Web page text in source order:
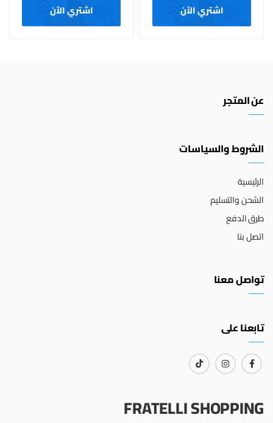
اشتري الآن
اشتري الآن
عن المتجر
الشروط والسياسات
الرئيسية
الشحن والتسليم
طرق الدفع
اتصل بنا
تواصل معنا
تابعنا على
FRATELLI SHOPPING